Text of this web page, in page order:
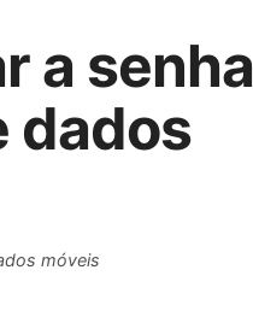
a senha
dados
móveis